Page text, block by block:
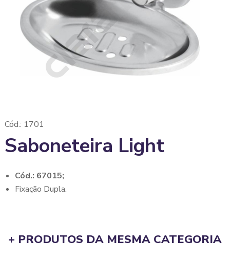
Cód.: 1701
Saboneteira Light
Cód.: 67015;
Fixação Dupla.
+ PRODUTOS DA MESMA CATEGORIA